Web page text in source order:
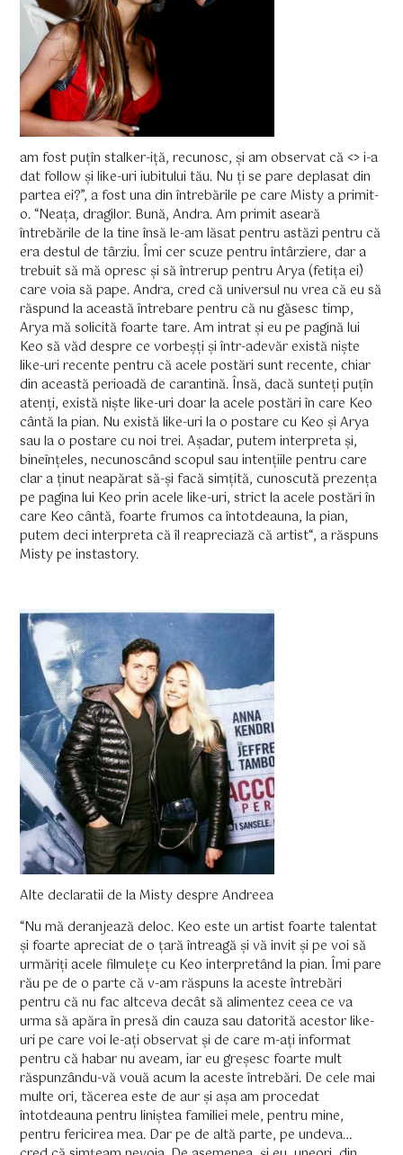
am fost puțîn stalker-iță, recunosc, și am observat că <> i-a
dat follow și like-uri iubitului tău. Nu ți se pare deplasat din
partea ei?”, a fost una din întrebările pe care Misty a primit-
o. “Neața, dragilor. Bună, Andra. Am primit aseară
întrebările de la tine însă le-am lăsat pentru astăzi pentru că
era destul de târziu. Îmi cer scuze pentru întârziere, dar a
trebuit să mă opresc și să întrerup pentru Arya (fetița ei)
care voia să pape. Andra, cred că universul nu vrea că eu să
răspund la această întrebare pentru că nu găsesc timp,
Arya mă solicită foarte tare. Am intrat și eu pe pagină lui
Keo să văd despre ce vorbeșți și într-adevăr există niște
like-uri recente pentru că acele postări sunt recente, chiar
din această perioadă de carantină. Însă, dacă sunteți puțîn
atenți, există niște like-uri doar la acele postări în care Keo
cântă la pian. Nu există like-uri la o postare cu Keo și Arya
sau la o postare cu noi trei. Așadar, putem interpreta și,
bineînțeles, necunoscând scopul sau intențiile pentru care
clar a ținut neapărat să-și facă simțită, cunoscută prezența
pe pagina lui Keo prin acele like-uri, strict la acele postări în
care Keo cântă, foarte frumos ca întotdeauna, la pian,
putem deci interpreta că îl reapreciază că artist“, a răspuns
Misty pe instastory.
Alte declaratii de la Misty despre Andreea
“Nu mă deranjează deloc. Keo este un artist foarte talentat
și foarte apreciat de o țară întreagă și vă invit și pe voi să
urmăriți acele filmulețe cu Keo interpretând la pian. Îmi pare
rău pe de o parte că v-am răspuns la aceste întrebări
pentru că nu fac altceva decât să alimentez ceea ce va
urma să apăra în presă din cauza sau datorită acestor like-
uri pe care voi le-ați observat și de care m-ați informat
pentru că habar nu aveam, iar eu greșesc foarte mult
răspunzându-vă vouă acum la aceste întrebări. De cele mai
multe ori, tăcerea este de aur și așa am procedat
întotdeauna pentru liniștea familiei mele, pentru mine,
pentru fericirea mea. Dar pe de altă parte, pe undeva…